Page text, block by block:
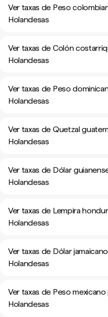
Ver taxas de Peso
Holandesas
Ver taxas de Colón
Holandesas
Ver taxas de Peso
Holandesas
Ver taxas de Quetzal
Holandesas
Ver taxas de Dólar
Holandesas
Ver taxas de Lempira
Holandesas
Ver taxas de Dólar
Holandesas
Ver taxas de Peso
Holandesas